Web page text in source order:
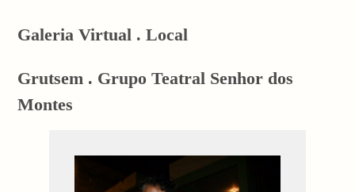
Galeria Virtual . Local
Grutsem . Grupo Teatral Senhor dos
Montes